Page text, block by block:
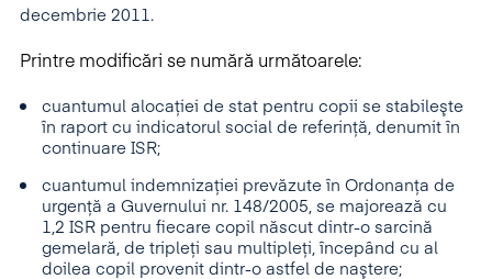
decembrie 2011.
Printre modificări se numără următoarele:
cuantumul alocaţiei de stat pentru copii se stabileşte
în raport cu indicatorul social de referinţă, denumit în
continuare ISR;
cuantumul indemnizaţiei prevăzute în Ordonanţa de
urgenţă a Guvernului nr. 148/2005, se majorează cu
1,2 ISR pentru fiecare copil născut dintr-o sarcină
gemelară, de tripleţi sau multipleţi, începând cu al
doilea copil provenit dintr-o astfel de naştere;